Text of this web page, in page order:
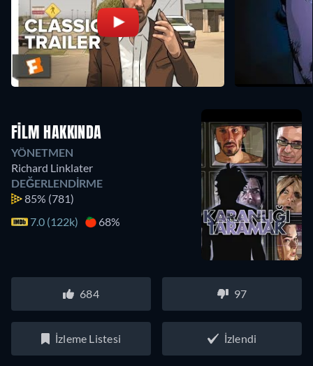
FILM HAKKINDA
YÖNETMEN
Richard Linklater
DEĞERLENDIRME
85% (781)
7.0 (122k)
68%
684 97
İzleme Listesi İzlendi